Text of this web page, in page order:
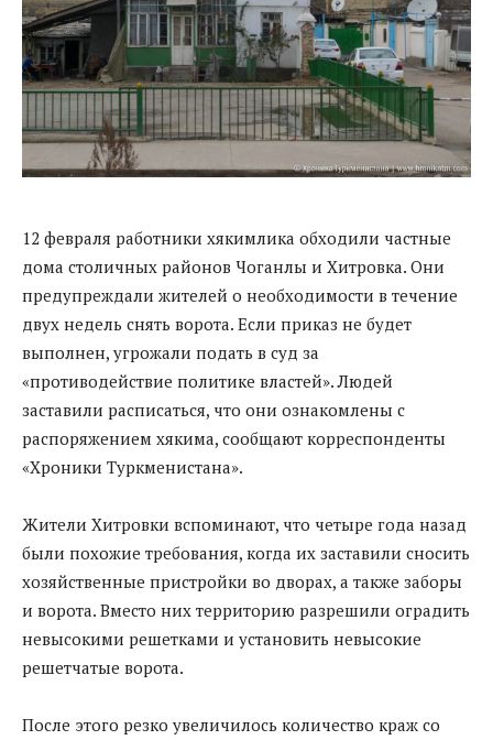
12 февраля работники хякимлика обходили частные
дома столичных районов Чоганлы и Хитровка. Они
предупреждали жителей о необходимости в течение
двух недель снять ворота. Если приказ не будет
выполнен, угрожали подать в суд за
«противодействие политике властей». Людей
заставили расписаться, что они ознакомлены с
распоряжением хякима, сообщают корреспонденты
«Хроники Туркменистана».
Жители Хитровки вспоминают, что четыре года назад
были похожие требования, когда их заставили сносить
хозяйственные пристройки во дворах, а также заборы
и ворота. Вместо них территорию разрешили оградить
невысокими решетками и установить невысокие
решетчатые ворота.
После этого резко увеличилось количество краж со